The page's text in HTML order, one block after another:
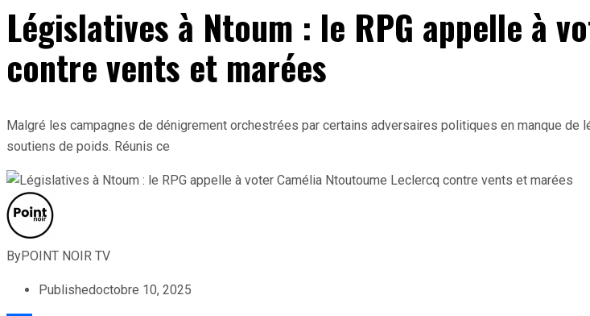
Législatives à Ntoum : le RPG appelle à
contre vents et marées
Malgré les campagnes de dénigrement orchestrées par certains adversaires politiques en manque
soutiens de poids. Réunis ce
ByPOINT NOIR TV
Publishedoctobre 10, 2025